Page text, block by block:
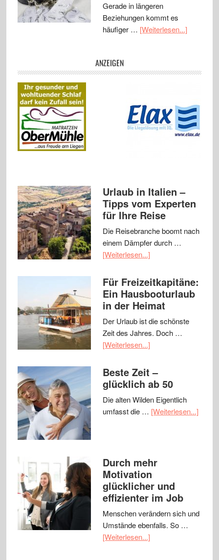
Gerade in längeren
Beziehungen kommt es
häufiger … [Weiterlesen...]
ANZEIGEN
Urlaub in Italien –
Tipps vom Experten
für Ihre Reise
Die Reisebranche boomt nach
einem Dämpfer durch …
[Weiterlesen...]
Für Freizeitkapitäne:
Ein Hausbooturlaub
in der Heimat
Der Urlaub ist die schönste
Zeit des Jahres. Doch …
[Weiterlesen...]
Beste Zeit –
glücklich ab 50
Die alten Wilden Eigentlich
umfasst die … [Weiterlesen...]
Durch mehr
Motivation
glücklicher und
effizienter im Job
Menschen verändern sich und
Umstände ebenfalls. So …
[Weiterlesen...]